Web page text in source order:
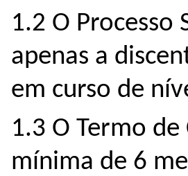
1.2 O
apenas a
em curso de
1.3 O Termo
mínima de 6